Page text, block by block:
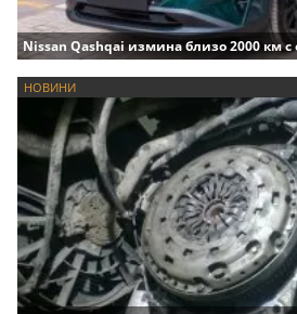
Nissan Qashqai измина близо 2000 км с
НОВИНИ